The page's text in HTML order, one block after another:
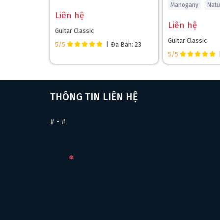
cho phép
synth Roland GR và hầu hết các thiết bị 13-pin
Liên hệ
Guitar Classic
5/5
Đã Bán: 23
Mahogany
Liên hệ
Guitar Classic
5/5
THÔNG TIN LIÊN HỆ
# - #